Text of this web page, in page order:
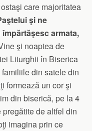
care majoritatea
şi ne
armata,
şi noaptea de
Liturghii în Biserica
din satele din
formează un cor şi
din biserică, pe la 4
de altfel din
imagina prin ce